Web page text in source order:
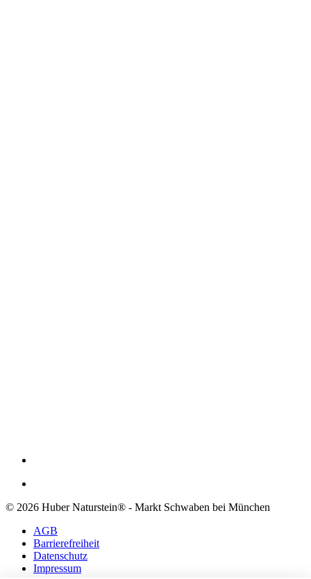
© 2026 Huber Naturstein® - Markt Schwaben bei München
AGB
Barrierefreiheit
Datenschutz
Impressum